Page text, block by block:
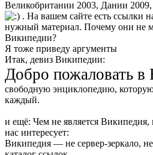
Великобритании 2003, Дании
. На вашем сайте есть ссылки
нужный материал. Почему они не
Википедии?
Я тоже приведу аргументы
Итак, девиз Википедии:
Добро пожаловать
свободную энциклопедию,
каждый.
и ещё: Чем не является Википедия,
нас интересует:
Википедия — не сервер-зеркало,